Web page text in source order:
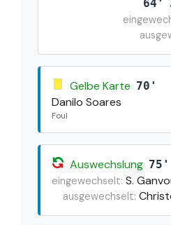
64'
Gelbe Karte 70'
Danilo Soares
Foul
Auswechslung 75'
eingewechselt: S.
ausgewechselt: